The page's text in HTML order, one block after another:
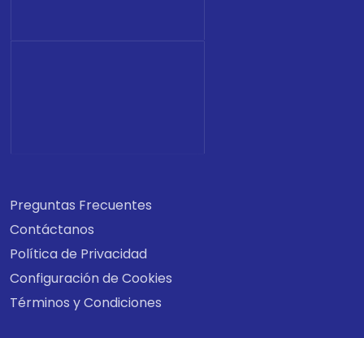
Preguntas Frecuentes
Contáctanos
Política de Privacidad
Configuración de Cookies
Términos y Condiciones